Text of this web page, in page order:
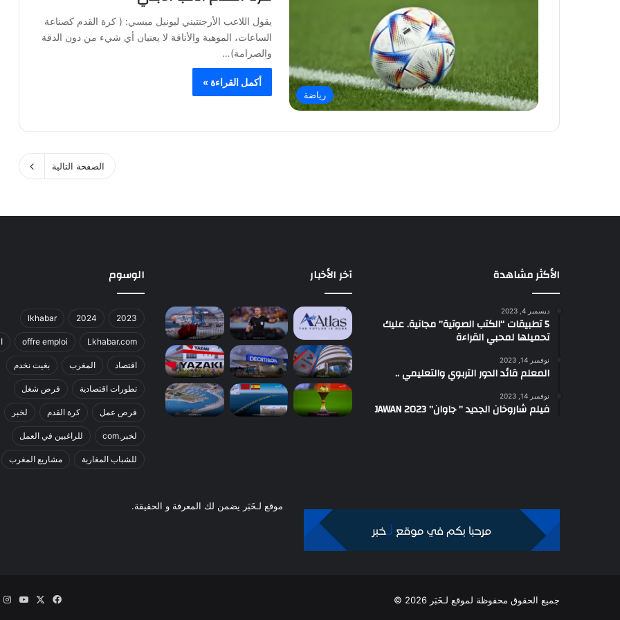
رياضة
يقول اللاعب الأرجنتيني ليونيل ميسي: ( كرة القدم كصناعة
الساعات، الموهبة والأناقة لا يعنيان أي شيء من دون الدقة
والصرامة)…
أكمل القراءة »
الصفحة التالية
الأكثر مشاهدة
ديسمبر 4, 2023
5 تطبيقات “الكتب الصوتية” مجانية. عليك
تحميلها لمحبي القراءة
نوفمبر 14, 2023
المعلم قائد الدور التربوي والتعليمي ..
نوفمبر 14, 2023
فيلم شاروخان الجديد ” جاوان” JAWAN 2023
آخر الأخبار الوسوم
2023
2024
lkhabar
Lkhabar.com
offre emploi
اقتصاد المغرب بغيت نخدم
تطورات اقتصادية فرص شغل
فرص عمل كرة القدم لخبر
لخبر.com للراغبين في العمل
للشباب المغاربة مشاريع المغرب
موقع لـخَبَر يضمن لك المعرفة و الحقيقة.
جميع الحقوق محفوظة لموقع لـخَبَر 2026 © فيسبوك